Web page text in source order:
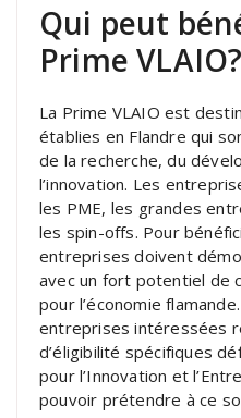
Qui peut
Prime VLAIO?
La Prime VLAIO est
établies en Flandre qui
de la recherche, du
l’innovation. Les
les PME, les grandes
les spin-offs. Pour
entreprises doivent
avec un fort potentiel de
pour l’économie
entreprises intéressées
d’éligibilité spécifiques
pour l’Innovation et
pouvoir prétendre à ce